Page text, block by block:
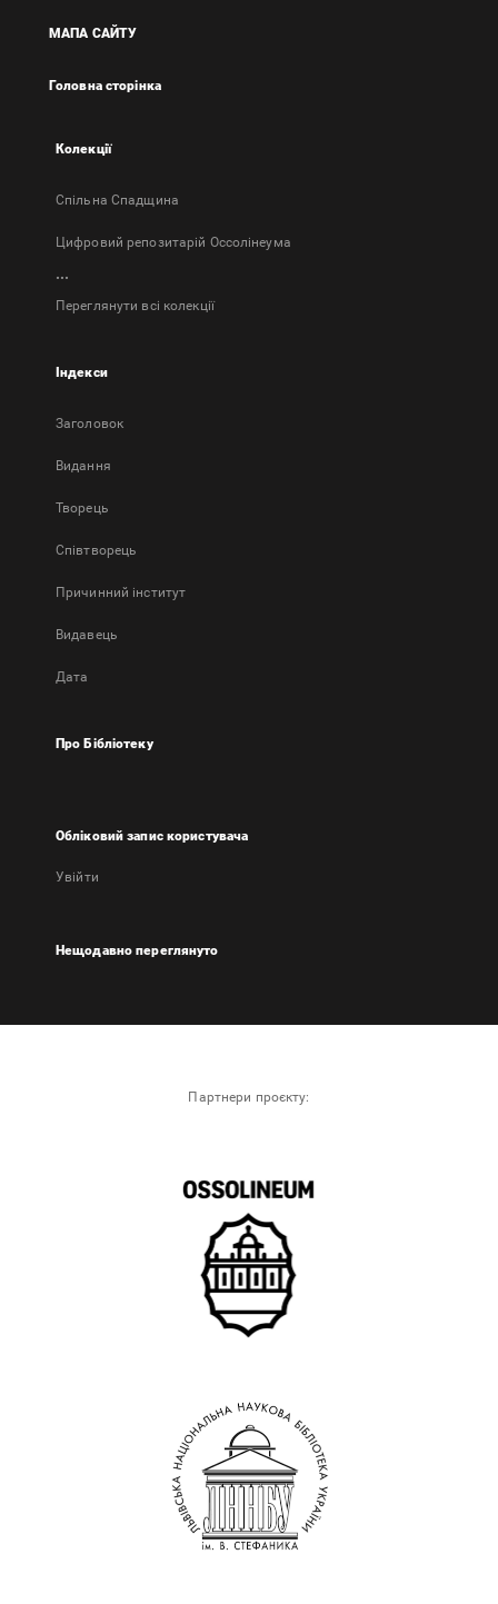
в
вкладці
МАПА САЙТУ
Головна сторінка
Колекції
Спільна Спадщина
Цифровий репозитарій Оссолінеума
...
Переглянути всі колекції
Індекси
Заголовок
Bидання
Творець
Співтворець
Причинний інститут
Видавець
Дата
Про Бібліотеку
Обліковий запис користувача
Увійти
Нещодавно переглянуто
Партнери проєкту: